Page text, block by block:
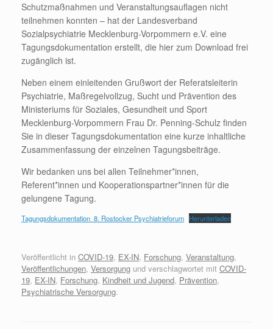
Schutzmaßnahmen und Veranstaltungsauflagen nicht
teilnehmen konnten – hat der Landesverband
Sozialpsychiatrie Mecklenburg-Vorpommern e.V. eine
Tagungsdokumentation erstellt, die hier zum Download frei
zugänglich ist.
Neben einem einleitenden Grußwort der Referatsleiterin
Psychiatrie, Maßregelvollzug, Sucht und Prävention des
Ministeriums für Soziales, Gesundheit und Sport
Mecklenburg-Vorpommern Frau Dr. Penning-Schulz finden
Sie in dieser Tagungsdokumentation eine kurze inhaltliche
Zusammenfassung der einzelnen Tagungsbeiträge.
Wir bedanken uns bei allen Teilnehmer*innen,
Referent*innen und Kooperationspartner*innen für die
gelungene Tagung.
Tagungsdokumentation_8. Rostocker Psychiatrieforum Herunterladen
Veröffentlicht in COVID-19, EX-IN, Forschung, Veranstaltung,
Veröffentlichungen, Versorgung und verschlagwortet mit COVID-
19, EX-IN, Forschung, Kindheit und Jugend, Prävention,
Psychiatrische Versorgung.